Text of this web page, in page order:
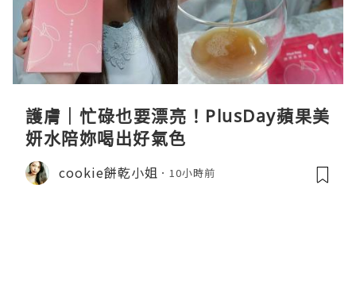
護膚｜忙碌也要漂亮！PlusDay蘋果美
妍水陪妳喝出好氣色
cookie餅乾小姐 10小時前